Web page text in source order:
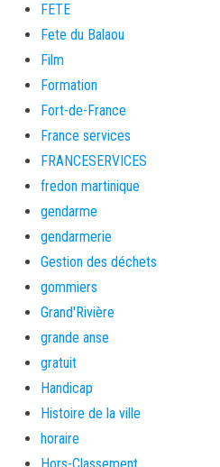
FETE
Fete du Balaou
Film
Formation
Fort-de-France
France services
FRANCESERVICES
fredon martinique
gendarme
gendarmerie
Gestion des déchets
gommiers
Grand'Rivière
grande anse
gratuit
Handicap
Histoire de la ville
horaire